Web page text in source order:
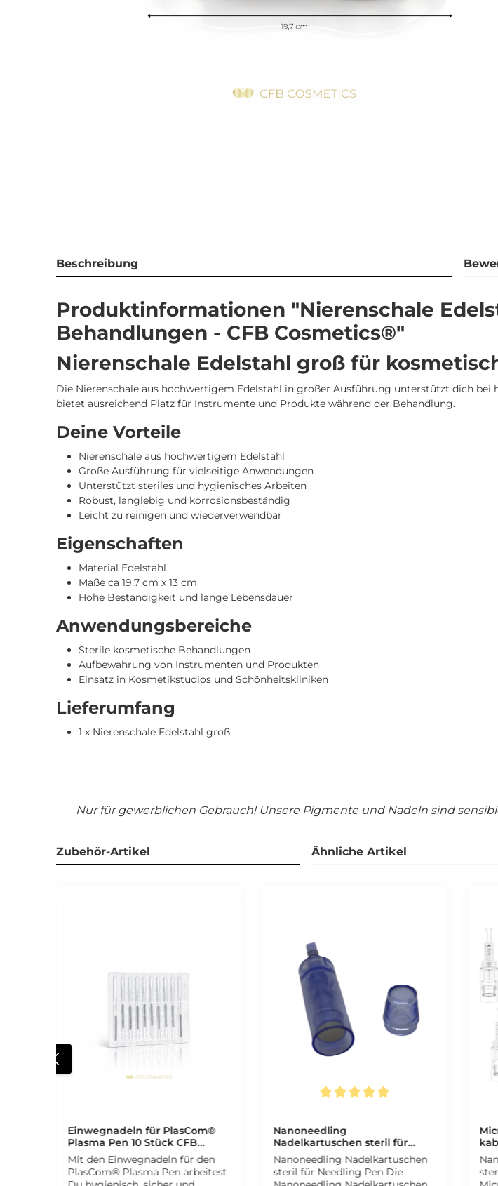
Beschreibung
Produktinformationen "Nierenschale
Behandlungen - CFB Cosmetics®"
Nierenschale Edelstahl groß für
Die Nierenschale aus hochwertigem Edelstahl in großer Ausführung unterstützt dich
bietet ausreichend Platz für Instrumente und Produkte während der Behandlung.
Deine Vorteile
Nierenschale aus hochwertigem Edelstahl
Große Ausführung für vielseitige Anwendungen
Unterstützt steriles und hygienisches Arbeiten
Robust, langlebig und korrosionsbeständig
Leicht zu reinigen und wiederverwendbar
Eigenschaften
Material Edelstahl
Maße ca 19,7 cm x 13 cm
Hohe Beständigkeit und lange Lebensdauer
Anwendungsbereiche
Sterile kosmetische Behandlungen
Aufbewahrung von Instrumenten und Produkten
Einsatz in Kosmetikstudios und Schönheitskliniken
Lieferumfang
1 x Nierenschale Edelstahl groß
Nur für gewerblichen Gebrauch! Unsere Pigmente und Nadeln sind
Zubehör-Artikel Ähnliche Artikel
Einwegnadeln für PlasCom®
Plasma Pen 10 Stück CFB
Cosmetics®
Mit den Einwegnadeln für den
PlasCom® Plasma Pen arbeitest
Nanoneedling
Nadelkartuschen steril für
Needling Pen - CFB
Cosmetics®
Nanoneedling Nadelkartuschen
steril für Needling Pen Die
steril